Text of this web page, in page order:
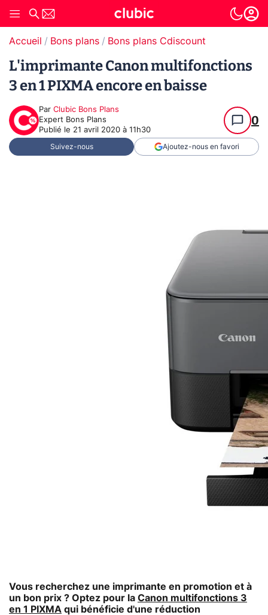
Accueil Bons plans Bons plans Cdiscount
L'imprimante Canon multifonctions
3 en 1 PIXMA encore en baisse
Par Clubic Bons Plans
Expert Bons Plans
Publié le 21 avril 2020 à 11h30
0
Suivez-nous Ajoutez-nous en favori
Vous recherchez une imprimante en promotion et à
un bon prix ? Optez pour la Canon multifonctions 3
en 1 PIXMA qui bénéficie d'une réduction